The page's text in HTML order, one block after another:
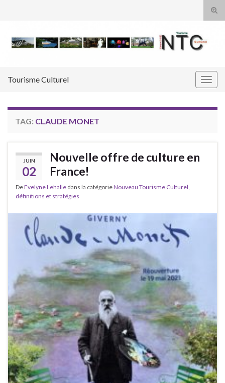
Tourisme Culturel
TAG: CLAUDE MONET
JUIN
02
Nouvelle offre de culture en
France!
DeEvelyne Lehalle dans la catégorieNouveau Tourisme Culturel,
définitions et stratégies